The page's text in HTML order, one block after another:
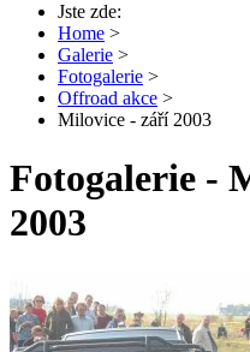
Jste zde:
Home >
Galerie >
Fotogalerie >
Offroad akce >
Milovice - září 2003
Fotogalerie -
2003